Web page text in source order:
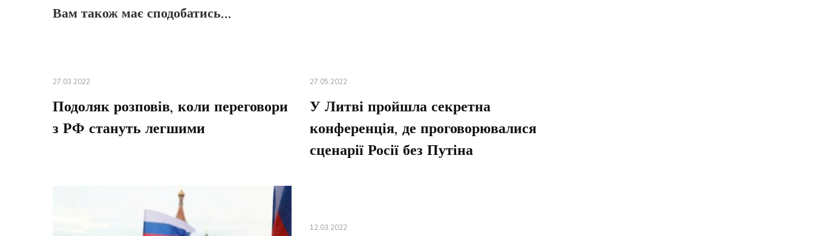
Вам також має сподобатись...
27.03.2022
Подоляк розповів, коли переговори
з РФ стануть легшими
27.05.2022
У Литві пройшла секретна
конференція, де проговорювалися
сценарії Росії без Путіна
12.03.2022